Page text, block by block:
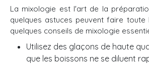
La mixologie est l'art de la
quelques astuces peuvent faire toute
quelques conseils de mixologie
Utilisez des glaçons de haute
que les boissons ne se diluent